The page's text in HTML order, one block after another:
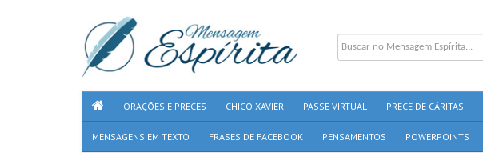
ORAÇÕES E PRECES CHICO XAVIER PASSE VIRTUAL PRECE DE CÁRITAS
MENSAGENS EM TEXTO FRASES DE FACEBOOK PENSAMENTOS POWERPOINTS